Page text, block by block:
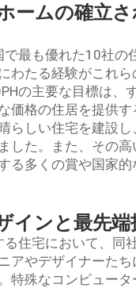
ームの確立
で最も優れた10社の
わたる経験がこれら
の主要な目標は、
価格の住居を提供
らしい住宅を建設
した。また、その
る多くの賞や国家的
インと最先端
る住宅において、同
アやデザイナーた
特殊なコンピュー